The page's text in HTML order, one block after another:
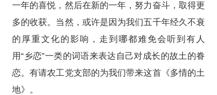
一年的喜悦，然后在新的一年，努力奋斗，取得更
多的收获。当然，或许是因为我们五千年经久不衰
的厚重文化的影响，走到哪都难免会听到有人
用“乡恋”一类的词语来表达自己对成长的故土的眷
恋。有请农工党支部的为我们带来这首《多情的土
地》。